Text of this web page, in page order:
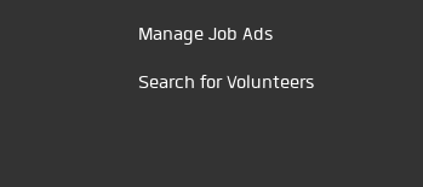
Manage Job Ads
Search for Volunteers